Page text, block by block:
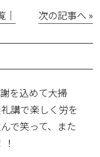
│ 次の記事へ »
を込めて大掃
講で楽しく労を
で笑って、また